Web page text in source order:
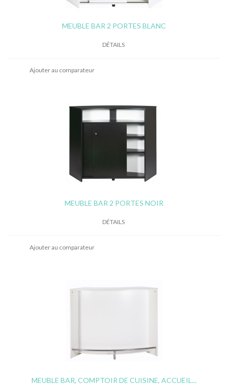
MEUBLE BAR 2 PORTES BLANC
DÉTAILS
Ajouter au comparateur
MEUBLE BAR 2 PORTES NOIR
DÉTAILS
Ajouter au comparateur
MEUBLE BAR, COMPTOIR DE CUISINE, ACCUEIL...